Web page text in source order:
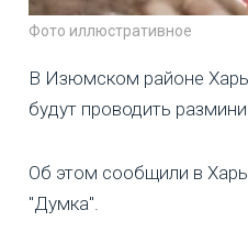
Фото иллюстративное
В Изюмском районе
будут проводить
Об этом сообщили в
"Думка".